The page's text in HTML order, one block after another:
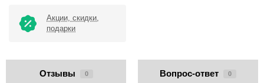
Акции, скидки,
подарки
Отзывы 0 Вопрос-ответ 0